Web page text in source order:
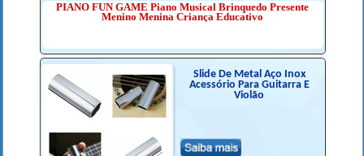
PIANO FUN GAME Piano Musical Brinquedo Presente
Menino Menina Criança Educativo
Slide De Metal Aço Inox
Acessório Para Guitarra E
Violão